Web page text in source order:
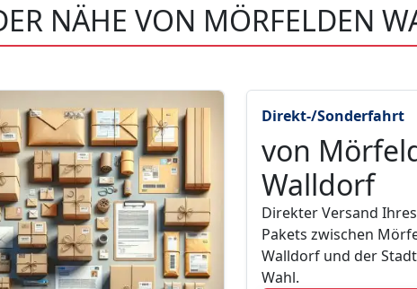
NÄHE VON MÖRFELDEN
Direkt-/Sonderfahrt
von
Walldorf
Direkter Versand Ihres
Pakets zwischen
Walldorf und der
Wahl.